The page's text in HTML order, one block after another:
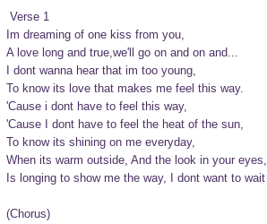
Verse 1
Im dreaming of one kiss from you,
A love long and true,we'll go on and on and...
I dont wanna hear that im too young,
To know its love that makes me feel this way.
'Cause i dont have to feel this way,
'Cause I dont have to feel the heat of the sun,
To know its shining on me everyday,
When its warm outside, And the look in your eyes,
Is longing to show me the way, I dont want to wait
(Chorus)